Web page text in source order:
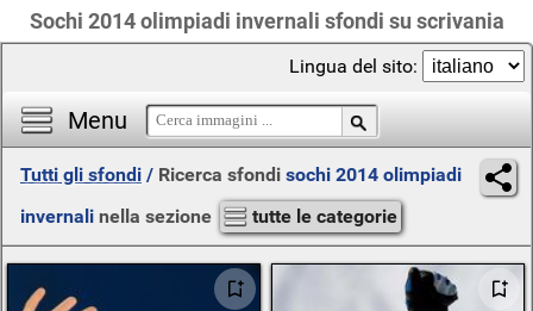
Sochi 2014 olimpiadi invernali sfondi su scrivania
Menu
Lingua del sito:
Tutti gli sfondi / Ricerca sfondi sochi 2014 olimpiadi
invernali nella sezione tutte le categorie